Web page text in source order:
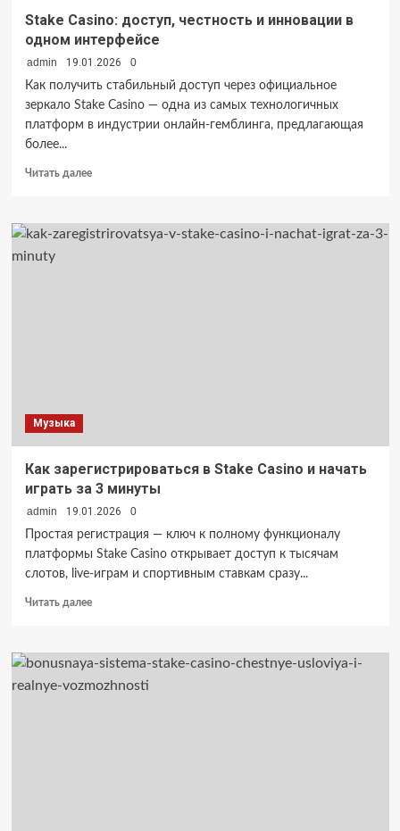
Stake Casino: доступ, честность и инновации в
одном интерфейсе
admin 19.01.2026
0
Как получить стабильный доступ через официальное
зеркало Stake Casino — одна из самых технологичных
платформ в индустрии онлайн-гемблинга, предлагающая
более...
Читать далееПрочитать
Stake
Casino:
Музыка
Как зарегистрироваться в Stake Casino и начать
играть за 3 минуты
admin 19.01.2026
0
Простая регистрация — ключ к полному функционалу
платформы Stake Casino открывает доступ к тысячам
слотов, live-играм и спортивным ставкам сразу...
Читать далееПрочитать
Как
зарегистрироваться
в